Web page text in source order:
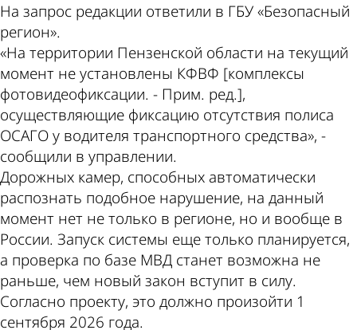
На запрос редакции ответили в ГБУ «Безопасный
регион».
«На территории Пензенской области на текущий
момент не установлены КФВФ [комплексы
фотовидеофиксации. - Прим. ред.],
осуществляющие фиксацию отсутствия полиса
ОСАГО у водителя транспортного средства», -
сообщили в управлении.
Дорожных камер, способных автоматически
распознать подобное нарушение, на данный
момент нет не только в регионе, но и вообще в
России. Запуск системы еще только планируется,
а проверка по базе МВД станет возможна не
раньше, чем новый закон вступит в силу.
Согласно проекту, это должно произойти 1
сентября 2026 года.